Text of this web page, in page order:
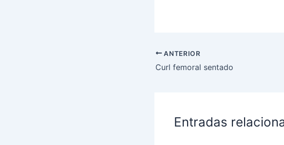
ANTERIOR
Curl femoral sentado
Entradas